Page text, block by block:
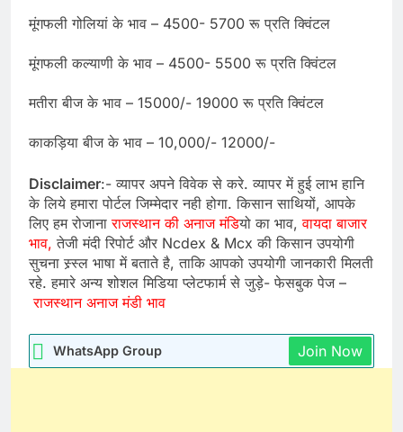
मूंगफली गोलियां के भाव – 4500- 5700 रू प्रति क्विंटल
मूंगफली कल्याणी के भाव – 4500- 5500 रू प्रति क्विंटल
मतीरा बीज के भाव – 15000/- 19000 रू प्रति क्विंटल
काकड़िया बीज के भाव – 10,000/- 12000/-
Disclaimer:- व्यापर अपने विवेक से करे. व्यापर में हुई लाभ हानि
के लिये हमारा पोर्टल जिम्मेदार नही होगा. किसान साथियों, आपके
लिए हम रोजानाराजस्थान की अनाज मंडियो का भाव, वायदा बाजार
भाव, तेजी मंदी रिपोर्ट और Ncdex & Mcx की किसान उपयोगी
सुचना स्र्स्ल भाषा में बताते है, ताकि आपको उपयोगी जानकारी मिलती
रहे. हमारे अन्य शोशल मिडिया प्लेटफार्म से जुड़े- फेसबुक पेज –
राजस्थान अनाज मंडी भाव
WhatsApp Group Join Now